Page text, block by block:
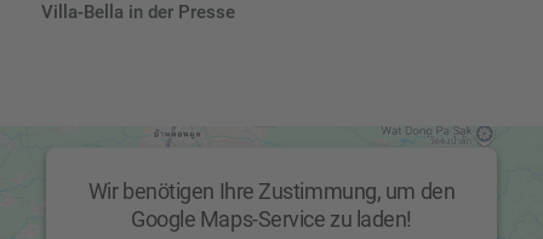
Villa-Bella in der Presse
Wir benötigen Ihre Zustimmung, um den
Google Maps-Service zu laden!